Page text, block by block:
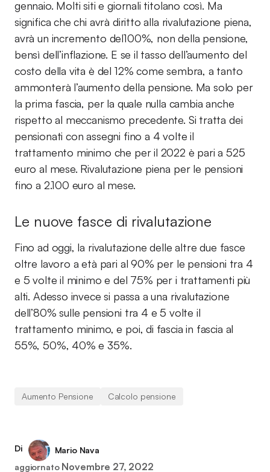
gennaio. Molti siti e giornali titolano così. Ma
significa che chi avrà diritto alla rivalutazione piena,
avrà un incremento del100%, non della pensione,
bensì dell’inflazione. E se il tasso dell’aumento del
costo della vita è del 12% come sembra, a tanto
ammonterà l’aumento della pensione. Ma solo per
la prima fascia, per la quale nulla cambia anche
rispetto al meccanismo precedente. Si tratta dei
pensionati con assegni fino a 4 volte il
trattamento minimo che per il 2022 è pari a 525
euro al mese. Rivalutazione piena per le pensioni
fino a 2.100 euro al mese.
Le nuove fasce di rivalutazione
Fino ad oggi, la rivalutazione delle altre due fasce
oltre lavoro a età pari al 90% per le pensioni tra 4
e 5 volte il minimo e del 75% per i trattamenti più
alti. Adesso invece si passa a una rivalutazione
dell’80% sulle pensioni tra 4 e 5 volte il
trattamento minimo, e poi, di fascia in fascia al
55%, 50%, 40% e 35%.
Aumento Pensione Calcolo pensione
Di
Mario Nava
aggiornato Novembre 27, 2022